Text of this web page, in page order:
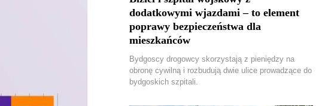
dodatkowymi wjazdami – to element
poprawy bezpieczeństwa dla
mieszkańców
Bydgoscy drogowcy skorzystają z pieniędzy na
obronę cywilną i rozbudują dwie ulice prowadzące do
bydgoskich szpitali.